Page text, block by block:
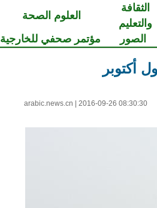
الثقافة
والتعليم
العلوم الصحة
الصور مؤتمر صحفي للخارجية
أكتوبر
arabic.news.cn 2016-09-26 08:30:30